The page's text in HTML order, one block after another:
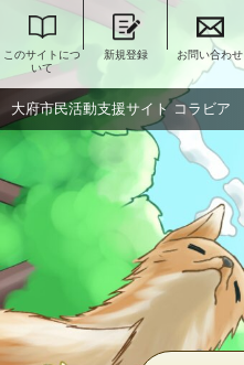
このサイトにつ
いて
新規登録 お問い合わせ
大府市民活動支援サイト コラビア